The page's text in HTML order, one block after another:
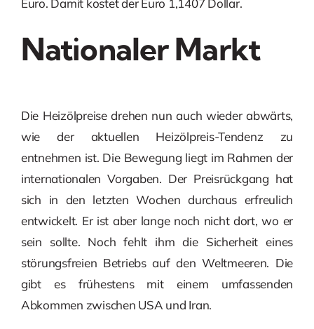
Euro. Damit kostet der Euro 1,1407 Dollar.
Nationaler Markt
Die Heizölpreise drehen nun auch wieder abwärts,
wie der aktuellen Heizölpreis-Tendenz zu
entnehmen ist. Die Bewegung liegt im Rahmen der
internationalen Vorgaben. Der Preisrückgang hat
sich in den letzten Wochen durchaus erfreulich
entwickelt. Er ist aber lange noch nicht dort, wo er
sein sollte. Noch fehlt ihm die Sicherheit eines
störungsfreien Betriebs auf den Weltmeeren. Die
gibt es frühestens mit einem umfassenden
Abkommen zwischen USA und Iran.